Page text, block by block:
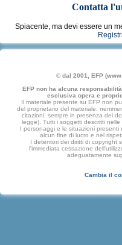
Contatta
Spiacente, ma devi essere un
© dal 2001, EFP
EFP non ha alcuna
esclusiva opera e
Il materiale presente su EFP non
del proprietario del materiale,
citazioni, sempre in presenza dei
legge). Tutti i soggetti descritti
I personaggi e le situazioni
alcun fine di lucro e nel
I detentori dei diritti di copyright
l'immediata cessazione
adeguatamente
Cambia il